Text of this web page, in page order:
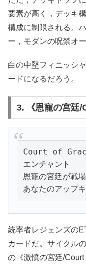
要素が高く，デッキ
構成に制限される。
ー，モダンの呪禁オ
白の中堅フィニッシ
ードになるだろう。
3. 《恩寵の宮廷/
Court of
エンチャント
恩寵の宮廷が戦
あなたのアップ
統率者レジェンズの
カードだ。サイクル
の《激憤の宮廷/Court